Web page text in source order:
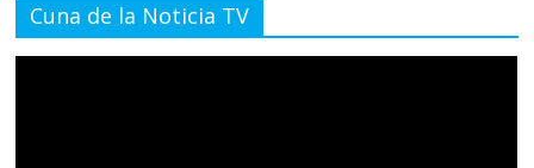
Cuna de la Noticia TV